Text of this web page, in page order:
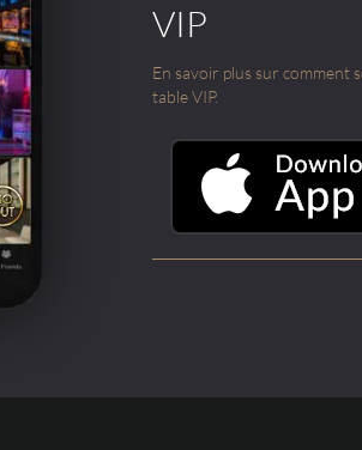
VIP
En savoir plus sur comment
table VIP.